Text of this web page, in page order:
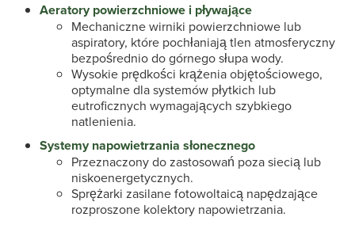
Aeratory powierzchniowe i pływające
Mechaniczne wirniki powierzchniowe lub
aspiratory, które pochłaniają tlen atmosferyczny
bezpośrednio do górnego słupa wody.
Wysokie prędkości krążenia objętościowego,
optymalne dla systemów płytkich lub
eutroficznych wymagających szybkiego
natlenienia.
Systemy napowietrzania słonecznego
Przeznaczony do zastosowań poza siecią lub
niskoenergetycznych.
Sprężarki zasilane fotowoltaicą napędzające
rozproszone kolektory napowietrzania.